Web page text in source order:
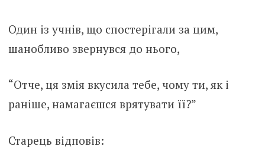
Один із учнів, що спостерігали за цим,
шанобливо звернувся до нього,
“Отче, ця змія вкусила тебе, чому ти, як і
раніше, намагаєшся врятувати її?”
Старець відповів: